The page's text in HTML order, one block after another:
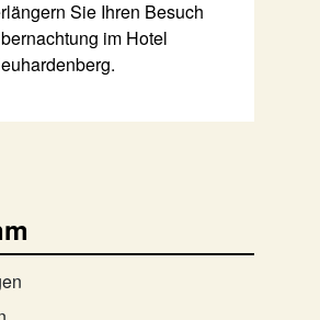
Sie Ihren Besuch
im Hotel